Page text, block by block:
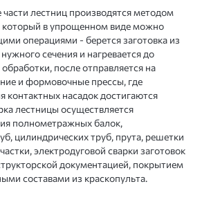
лестниц производятся методом
который в упрощенном виде можно
операциями - берется заготовка из
сечения и нагревается до
после отправляется на
и формовочные прессы, где
контактных насадок достигаются
лестницы осуществляется
полнометражных балок,
цилиндрических труб, прута, решетки
электродуговой сварки заготовок
документацией, покрытием
составами из краскопульта.